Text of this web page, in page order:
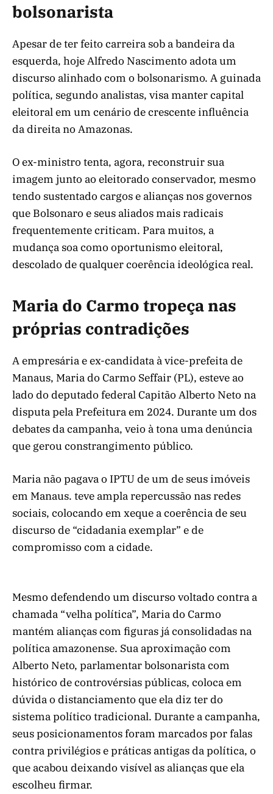
bolsonarista
Apesar de ter feito carreira sob a bandeira da
esquerda, hoje Alfredo Nascimento adota um
discurso alinhado com o bolsonarismo. A guinada
política, segundo analistas, visa manter capital
eleitoral em um cenário de crescente influência
da direita no Amazonas.
O ex-ministro tenta, agora, reconstruir sua
imagem junto ao eleitorado conservador, mesmo
tendo sustentado cargos e alianças nos governos
que Bolsonaro e seus aliados mais radicais
frequentemente criticam. Para muitos, a
mudança soa como oportunismo eleitoral,
descolado de qualquer coerência ideológica real.
Maria do Carmo tropeça nas
próprias contradições
A empresária e ex-candidata à vice-prefeita de
Manaus, Maria do Carmo Seffair (PL), esteve ao
lado do deputado federal Capitão Alberto Neto na
disputa pela Prefeitura em 2024. Durante um dos
debates da campanha, veio à tona uma denúncia
que gerou constrangimento público.
Maria não pagava o IPTU de um de seus imóveis
em Manaus. teve ampla repercussão nas redes
sociais, colocando em xeque a coerência de seu
discurso de “cidadania exemplar” e de
compromisso com a cidade.
Mesmo defendendo um discurso voltado contra a
chamada “velha política”, Maria do Carmo
mantém alianças com figuras já consolidadas na
política amazonense. Sua aproximação com
Alberto Neto, parlamentar bolsonarista com
histórico de controvérsias públicas, coloca em
dúvida o distanciamento que ela diz ter do
sistema político tradicional. Durante a campanha,
seus posicionamentos foram marcados por falas
contra privilégios e práticas antigas da política, o
que acabou deixando visível as alianças que ela
escolheu firmar.